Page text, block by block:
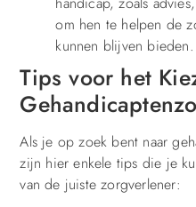
om hen te helpen de
kunnen blijven bieden.
Tips voor het
Als je op zoek bent naar
zijn hier enkele tips die je
van de juiste zorgverlener: